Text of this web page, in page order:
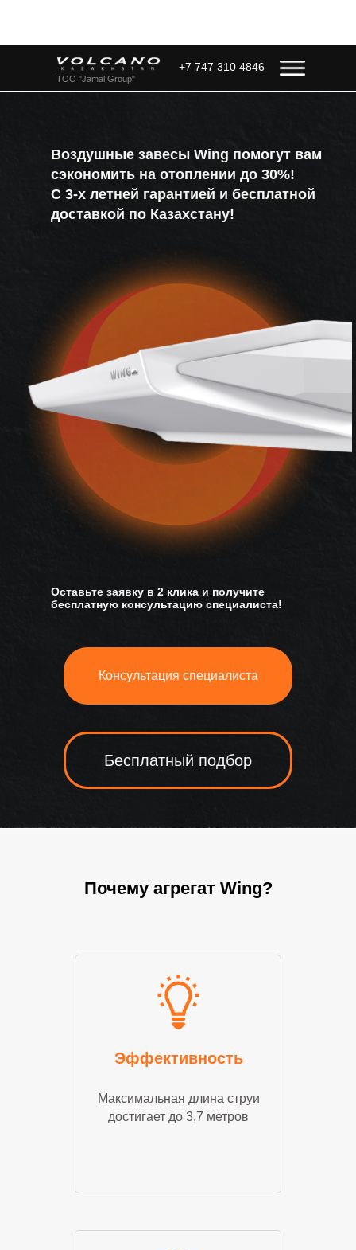
ТОО "Jamal Group"
+7 747 310 4846
Воздушные завесы Wing помогут вам
сэкономить на отоплении до 30%!
С 3-х летней гарантией и бесплатной
доставкой по Казахстану!
Оставьте заявку в 2 клика и получите
бесплатную консультацию специалиста!
Консультация специалиста
Бесплатный подбор
Почему агрегат Wing?
Эффективность
Максимальная длина струи
достигает до 3,7 метров